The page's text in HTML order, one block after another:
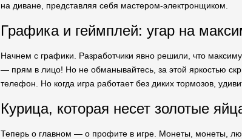
на диване, представляя себя мастером-электронщиком.
Графика и геймплей: угар на
Начнем с графики. Разработчики явно решили, что
— прям в лицо! Но не обманывайтесь, за этой яркостью
телефон. Но когда игра работает без диких тормозов,
Курица, которая несет золотые
Теперь о главном — о профите в игре. Монеты, монеты,